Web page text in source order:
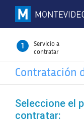
1
Servicio a
contratar
Contratación
Seleccione el
contratar: